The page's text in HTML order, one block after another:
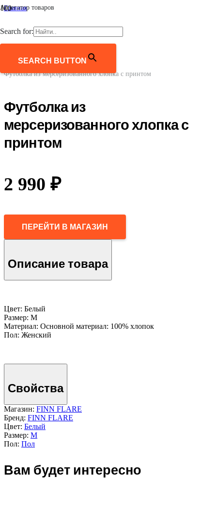
Агрегатор товаров
Search for:
SEARCH BUTTON
Главная
/
Футболки и лонгсливы
Футболка из мерсеризованного хлопка с принтом
Футболка из
мерсеризованного хлопка с
принтом
2 990 ₽
ПЕРЕЙТИ В МАГАЗИН
Описание товара
Цвет: Белый
Размер: M
Материал: Основной материал: 100% хлопок
Пол: Женский
Свойства
Магазин: FINN FLARE
Бренд: FINN FLARE
Цвет: Белый
Размер: M
Пол: Пол
Вам будет интересно